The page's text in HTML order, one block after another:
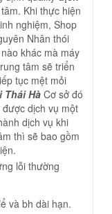
Khi thực hiện
nghiệm, Shop
Nhân thói
khác mà máy
tâm sẽ triển
tục mệt mỏi
Thái Hà Cơ sở đó
dịch vụ một
dịch vụ khi
thì sẽ bao gồm
lỗi thường
và bh dài hạn.